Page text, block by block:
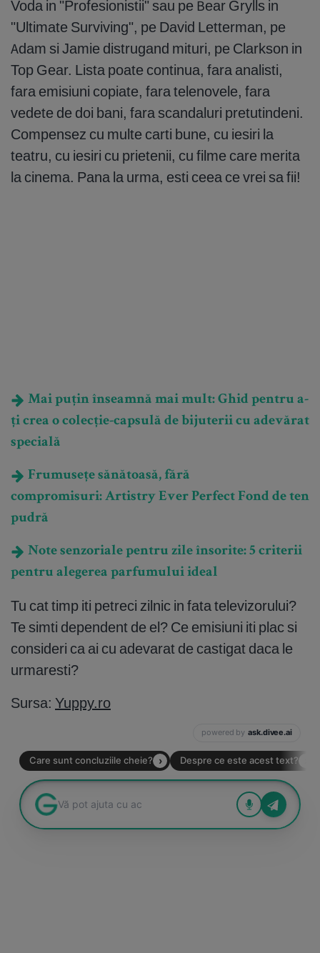
Voda in "Profesionistii" sau pe Bear Grylls in
"Ultimate Surviving", pe David Letterman, pe
Adam si Jamie distrugand mituri, pe Clarkson in
Top Gear. Lista poate continua, fara analisti,
fara emisiuni copiate, fara telenovele, fara
vedete de doi bani, fara scandaluri pretutindeni.
Compensez cu multe carti bune, cu iesiri la
teatru, cu iesiri cu prietenii, cu filme care merita
la cinema. Pana la urma, esti ceea ce vrei sa fii!
Mai puțin înseamnă mai mult: Ghid pentru a-
ți crea o colecție-capsulă de bijuterii cu adevărat
specială
Frumusețe sănătoasă, fără
compromisuri: Artistry Ever Perfect Fond de ten
pudră
Note senzoriale pentru zile însorite: 5 criterii
pentru alegerea parfumului ideal
Tu cat timp iti petreci zilnic in fata televizorului?
Te simti dependent de el? Ce emisiuni iti plac si
consideri ca ai cu adevarat de castigat daca le
urmaresti?
Sursa: Yuppy.ro